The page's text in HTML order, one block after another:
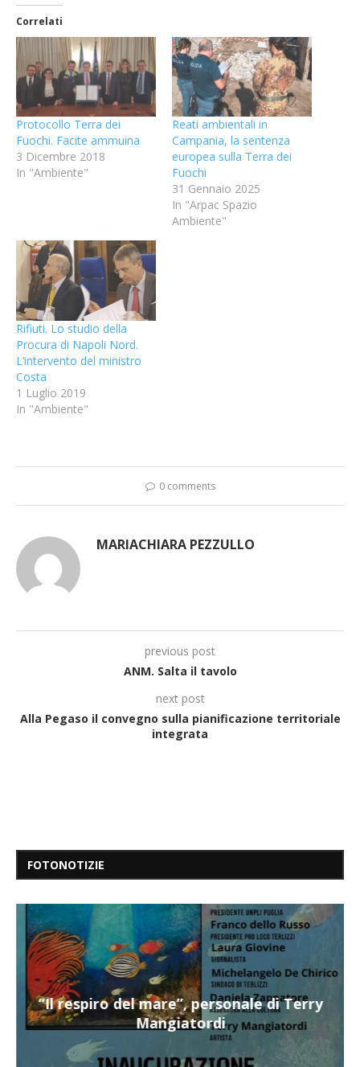
Correlati
Protocollo Terra dei
Fuochi. Facite ammuina
3 Dicembre 2018
In "Ambiente"
Reati ambientali in
Campania, la sentenza
europea sulla Terra dei
Fuochi
31 Gennaio 2025
In "Arpac Spazio
Ambiente"
Rifiuti. Lo studio della
Procura di Napoli Nord.
L’intervento del ministro
Costa
1 Luglio 2019
In "Ambiente"
0 comments
MARIACHIARA PEZZULLO
previous post
ANM. Salta il tavolo
next post
Alla Pegaso il convegno sulla pianificazione territoriale
integrata
FOTONOTIZIE
“Il respiro del mare”, personale di Terry
Mangiatordi